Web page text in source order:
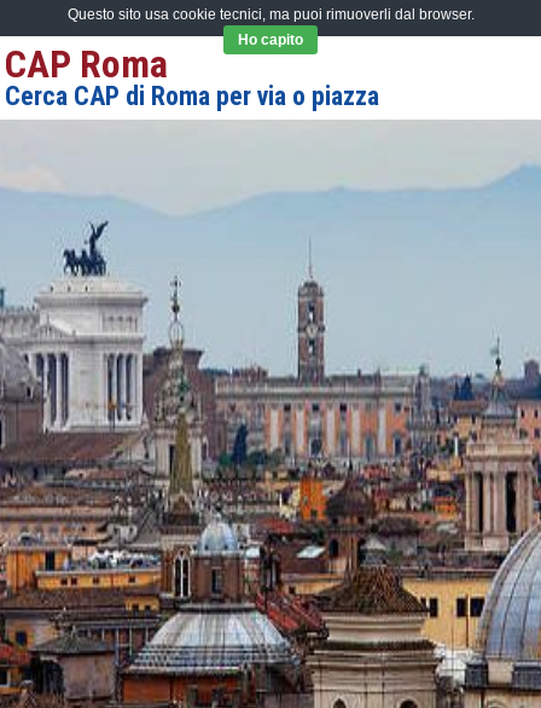
CAP Roma
Cerca CAP di Roma per via o piazza
Questo sito usa cookie tecnici, ma puoi rimuoverli dal browser.
Ho capito